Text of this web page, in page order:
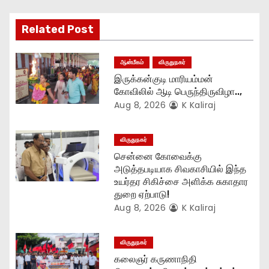
a
t
i
o
Related Post
ஆன்மீகம் விருதுநகர்
இருக்கன்குடி மாரியம்மன்
கோவிலில் ஆடி பெருந்திருவிழா..,
Aug 8, 2026 K Kaliraj
விருதுநகர்
சென்னை கோவைக்கு
அடுத்தபடியாக சிவகாசியில் இந்த
உயர்தர சிகிச்சை அளிக்க சுகாதார
துறை ஏற்பாடு!
Aug 8, 2026 K Kaliraj
விருதுநகர்
கலைஞர் கருணாநிதி